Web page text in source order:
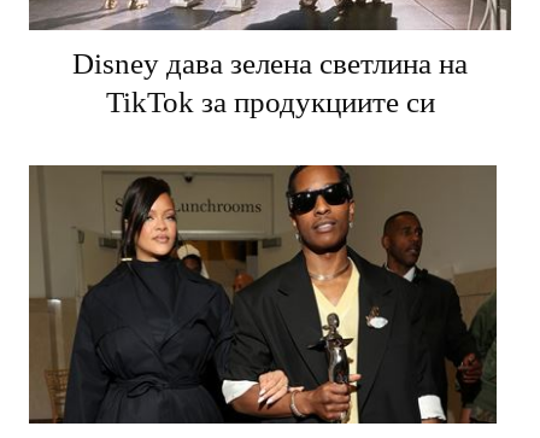
Disney дава зелена светлина на
TikTok за продукциите си